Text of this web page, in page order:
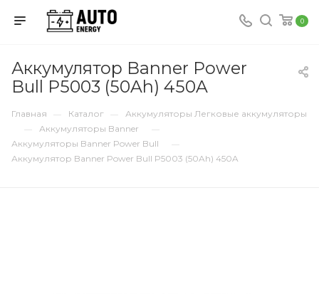
0
Аккумулятор Banner Power
Bull P5003 (50Ah) 450A
Главная — Каталог — Аккумуляторы Легковые аккумуляторы
— Аккумуляторы Banner —
Аккумуляторы Banner Power Bull —
Аккумулятор Banner Power Bull P5003 (50Ah) 450A